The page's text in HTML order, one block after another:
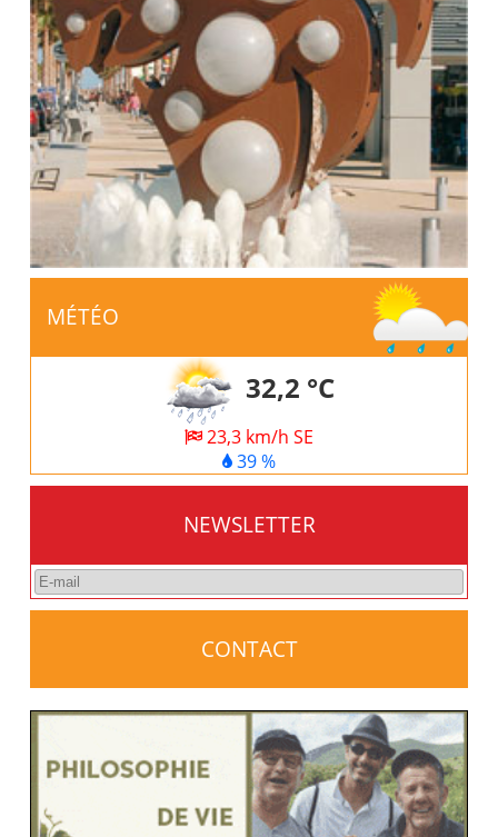
MÉTÉO
32,2 °C
23,3 km/h SE
39 %
NEWSLETTER
CONTACT